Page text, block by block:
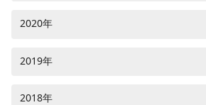
2020年
2019年
2018年